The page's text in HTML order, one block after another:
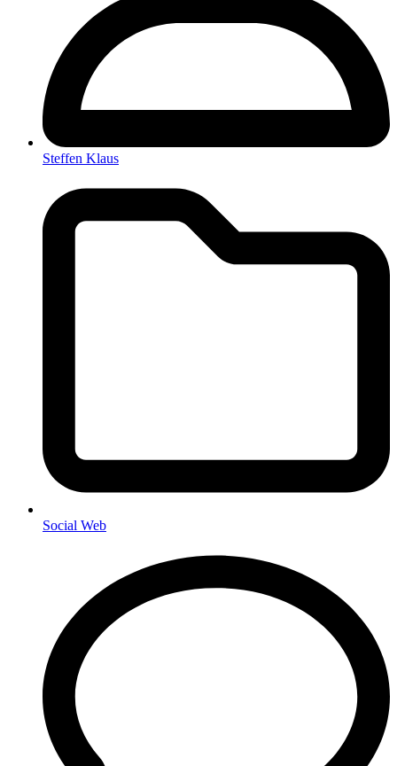
Steffen Klaus
Social Web